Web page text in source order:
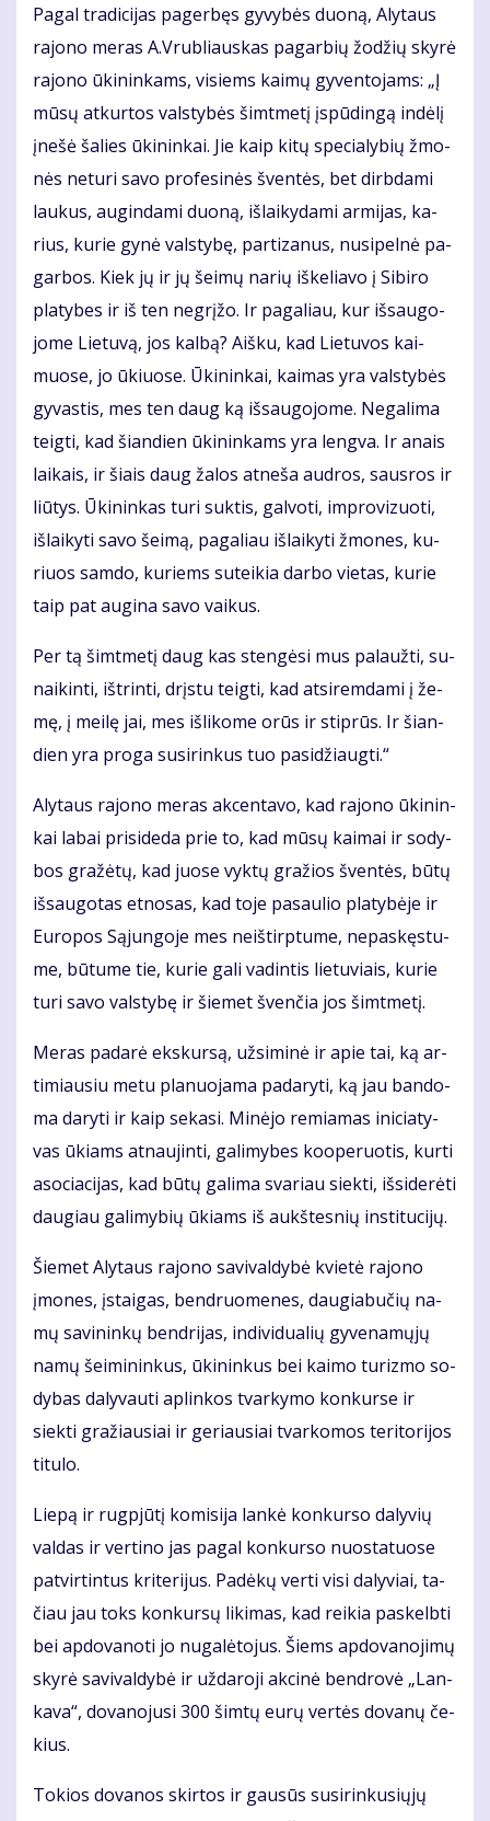
Pa­gal tra­di­ci­jas pa­ger­bęs gy­vy­bės duo­ną, Aly­taus
ra­jo­no me­ras A.Vrub­liaus­kas pa­gar­bių žo­džių sky­rė
ra­jo­no ūki­nin­kams, vi­siems kai­mų gy­ven­to­jams: „Į
mū­sų at­kur­tos vals­ty­bės šimt­me­tį įspū­din­gą in­dė­lį
įne­šė ša­lies ūki­nin­kai. Jie kaip ki­tų spe­cia­ly­bių žmo­
nės ne­tu­ri sa­vo pro­fe­si­nės šven­tės, bet dirb­da­mi
lau­kus, au­gin­da­mi duo­ną, iš­lai­ky­da­mi ar­mi­jas, ka­
rius, ku­rie gy­nė vals­ty­bę, par­ti­za­nus, nu­si­pel­nė pa­
gar­bos. Kiek jų ir jų šei­mų na­rių iš­ke­lia­vo į Si­bi­ro
pla­ty­bes ir iš ten ne­grį­žo. Ir pa­ga­liau, kur iš­sau­go­
jo­me Lie­tu­vą, jos kal­bą? Aiš­ku, kad Lie­tu­vos kai­
muo­se, jo ūkiuo­se. Ūki­nin­kai, kai­mas yra vals­ty­bės
gy­vas­tis, mes ten daug ką iš­sau­go­jo­me. Ne­ga­li­ma
teig­ti, kad šian­dien ūki­nin­kams yra leng­va. Ir anais
lai­kais, ir šiais daug ža­los at­ne­ša aud­ros, saus­ros ir
liū­tys. Ūki­nin­kas tu­ri suk­tis, gal­vo­ti, im­pro­vi­zuo­ti,
iš­lai­ky­ti sa­vo šei­mą, pa­ga­liau iš­lai­ky­ti žmo­nes, ku­
riuos sam­do, ku­riems su­tei­kia dar­bo vie­tas, ku­rie
taip pat au­gi­na sa­vo vai­kus.
Per tą šimt­me­tį daug kas sten­gė­si mus pa­lauž­ti, su­
nai­kin­ti, iš­trin­ti, drįs­tu teig­ti, kad at­si­rem­da­mi į že­
mę, į mei­lę jai, mes iš­li­ko­me orūs ir stip­rūs. Ir šian­
dien yra pro­ga su­si­rin­kus tuo pa­si­džiaug­ti.“
Aly­taus ra­jo­no me­ras ak­cen­ta­vo, kad ra­jo­no ūki­nin­
kai la­bai pri­si­de­da prie to, kad mū­sų kai­mai ir so­dy­
bos gra­žė­tų, kad juo­se vyk­tų gra­žios šven­tės, bū­tų
iš­sau­go­tas et­no­sas, kad to­je pa­sau­lio pla­ty­bė­je ir
Eu­ro­pos Są­jun­go­je mes ne­iš­tirp­tu­me, ne­pa­skęs­tu­
me, bū­tu­me tie, ku­rie ga­li va­din­tis lie­tu­viais, ku­rie
tu­ri sa­vo vals­ty­bę ir šie­met šven­čia jos šimt­me­tį.
Me­ras pa­da­rė eks­kur­są, už­si­mi­nė ir apie tai, ką ar­
ti­miau­siu me­tu pla­nuo­ja­ma pa­da­ry­ti, ką jau ban­do­
ma da­ry­ti ir kaip se­ka­si. Mi­nė­jo re­mia­mas ini­cia­ty­
vas ūkiams at­nau­jin­ti, ga­li­my­bes ko­o­pe­ruo­tis, kur­ti
aso­cia­ci­jas, kad bū­tų ga­li­ma sva­riau siek­ti, iš­si­de­rė­ti
dau­giau ga­li­my­bių ūkiams iš aukš­tes­nių ins­ti­tu­ci­jų.
Šie­met Aly­taus ra­jo­no sa­vi­val­dy­bė kvie­tė ra­jo­no
įmo­nes, įstai­gas, ben­druo­me­nes, dau­gia­bu­čių na­
mų sa­vi­nin­kų ben­dri­jas, in­di­vi­du­a­lių gy­ve­na­mų­jų
na­mų šei­mi­nin­kus, ūki­nin­kus bei kai­mo tu­riz­mo so­
dy­bas da­ly­vau­ti ap­lin­kos tvar­ky­mo kon­kur­se ir
siek­ti gra­žiau­siai ir ge­riau­siai tvar­ko­mos te­ri­to­ri­jos
ti­tu­lo.
Lie­pą ir rug­pjū­tį ko­mi­si­ja lan­kė kon­kur­so da­ly­vių
val­das ir ver­ti­no jas pa­gal kon­kur­so nuo­sta­tuo­se
pa­tvir­tin­tus kri­te­ri­jus. Pa­dė­kų ver­ti vi­si da­ly­viai, ta­
čiau jau toks kon­kur­sų li­ki­mas, kad rei­kia pa­skelb­ti
bei ap­do­va­no­ti jo nu­ga­lė­to­jus. Šiems ap­do­va­no­ji­mų
sky­rė sa­vi­val­dy­bė ir už­da­ro­ji ak­ci­nė ben­dro­vė „Lan­
ka­va“, do­va­no­ju­si 300 šim­tų eu­rų ver­tės do­va­nų če­
kius.
To­kios do­va­nos skir­tos ir gau­sūs su­si­rin­ku­sių­jų